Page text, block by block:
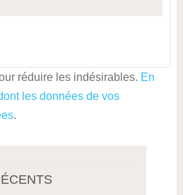
réduire les indésirables. En
les données de vos
.